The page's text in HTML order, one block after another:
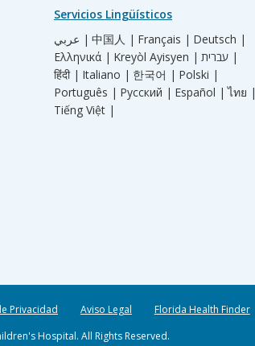
Servicios Lingüísticos
عربي | 中国人 | Français | Deutsch |
Ελληνικά | Kreyòl Ayisyen |
עברית |
हिंदी | Italiano | 한국어 | Polski |
Português | Русский | Español | ไทย |
Tiếng Việt |
Privacidad Aviso Legal Florida Health Finder
Hospital. All Rights Reserved.